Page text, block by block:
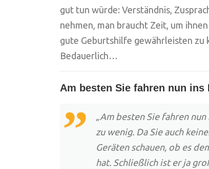
gut tun würde: Verständnis,
nehmen, man braucht Zeit, um
gute Geburtshilfe gewährleisten zu
Bedauerlich…
Am besten Sie fahren nun
„Am besten Sie fahren
zu wenig. Da Sie auch
Geräten schauen, ob es
hat. Schließlich ist er ja